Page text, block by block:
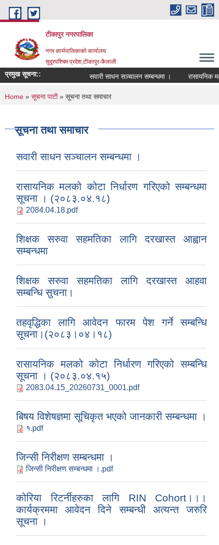
Skip to main content
टीकापुर नगरपालिका
नगर कार्यपालिकाको कार्यालय
सुदूरपश्चिम प्रदेश,टीकापुर-कैलाली
प्रमुख सूचना:: सवारी साधन सञ्चालन सम्बन्धमा । रासायनिक
You are here
Home » सूचना पाटी» सूचना तथा समाचार
सूचना तथा समाचार
सवारी साधन सञ्चालन सम्बन्धमा ।
रासायनिक मलको कोटा निर्धारण गरिएको सम्बन्धमा
सूचना । (२०८३.०४.१८)
2084.04.18.pdf
शिक्षक सरुवा सहमतिका लागि दरखास्त आह्वान
सम्बन्धमा
शिक्षक सरुवा सहमतिका लागि दरखास्त आहवा
सम्बन्धि सुचना।
तहवृद्धिका लागि आवेदन फारम पेश गर्ने सम्बन्धि
सूचना।(२०८३।०४।१८)
रासायनिक मलको कोटा निर्धारण गरिएको सम्बन्धि
सूचना । (२०८३.०४.१५)
2083.04.15_20260731_0001.pdf
बिषय विशेषज्ञमा सूचिकृत भएको जानकारी सम्बन्धमा ।
१.pdf
जिन्सी निरीक्षण सम्बन्धमा ।
जिन्सी निरीक्षण सम्बन्धमा ।.pdf
कोरिया रिटर्नीहरुका लागि RIN Cohort।।।
कार्यक्रममा आवेदन दिने सम्बन्धी अत्यन्त जरुरि
सूचना ।